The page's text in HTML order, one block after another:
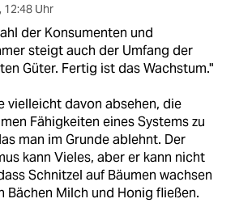
, 12:48 Uhr
der Konsumenten und
steigt auch der Umfang der
Güter. Fertig ist das Wachstum."
vielleicht davon absehen, die
Fähigkeiten eines Systems zu
man im Grunde ablehnt. Der
kann Vieles, aber er kann nicht
Schnitzel auf Bäumen wachsen
Bächen Milch und Honig fließen.